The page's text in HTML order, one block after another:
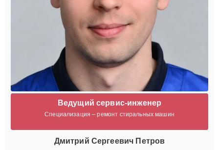
Ведущий сервис-инженер
Специализация – ремонт стиральных машин
Дмитрий Сергеевич Петров